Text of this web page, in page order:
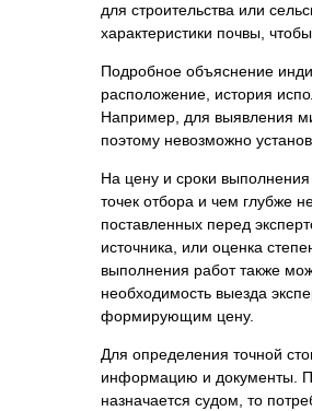
для строительства или
характеристики почвы,
Подробное объяснение
расположение, история
Например, для выявления
поэтому невозможно
На цену и сроки выполнения
точек отбора и чем глубже
поставленных перед
источника, или оценка
выполнения работ также
необходимость выезда
формирующим цену.
Для определения точной
информацию и документы.
назначается судом, то